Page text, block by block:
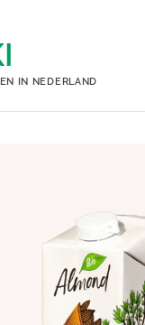
IN NEDERLAND